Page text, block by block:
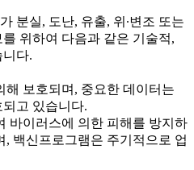
분실, 도난, 유출, 위∙변조 또는
위하여 다음과 같은 기술적,
다.
해 보호되며, 중요한 데이터는
고 있습니다.
바이러스에 의한 피해를 방지하
, 백신프로그램은 주기적으로 업